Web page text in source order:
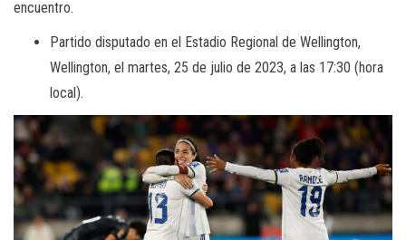
encuentro.
Partido disputado en el Estadio Regional de Wellington,
Wellington, el martes, 25 de julio de 2023, a las 17:30 (hora
local).